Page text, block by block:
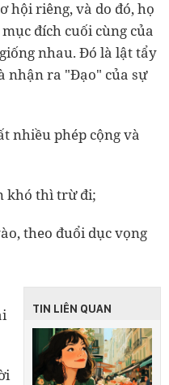
hội riêng, và do đó, họ
đích cuối cùng của
nhau. Đó là lật tẩy
nhận ra "Đạo" của sự
nhiều phép cộng và
khó thì trừ đi;
theo đuổi dục vọng
TIN LIÊN QUAN